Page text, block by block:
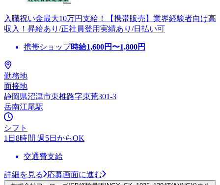
入職祝い金最大10万円支給！【携帯販売】業界経験者向け高
収入！昇給あり/正社員登用実績あり/日払い可
携帯ショップ時給1,600円〜1,800円
勤務地
面接地
静岡県沼津市東椎路字東荒301-3
岳南江尾駅
シフト
1日8時間 週5日からOK
交通費支給
詳細を見る 応募画面に進む